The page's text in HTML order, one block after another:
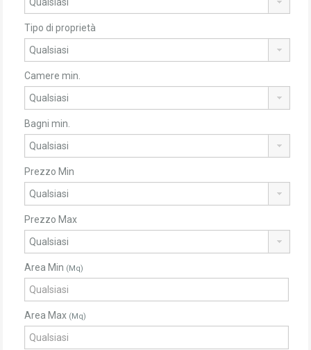
Tipo di proprietà
Camere min.
Bagni min.
Prezzo Min
Prezzo Max
Area Min (Mq)
Area Max (Mq)